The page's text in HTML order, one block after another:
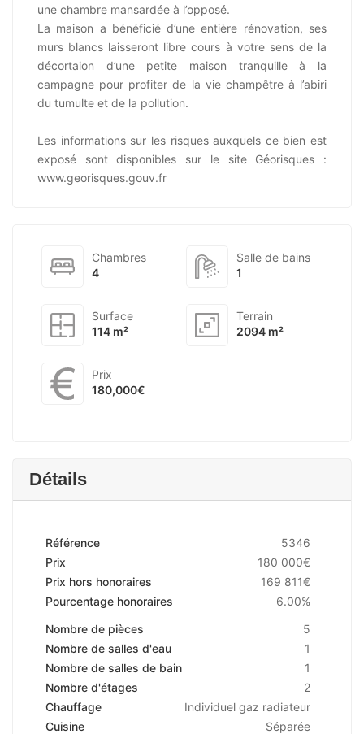
une chambre mansardée à l’opposé.
La maison a bénéficié d’une entière rénovation, ses
murs blancs laisseront libre cours à votre sens de la
décortaion d’une petite maison tranquille à la
campagne pour profiter de la vie champêtre à l’abiri
du tumulte et de la pollution.
Les informations sur les risques auxquels ce bien est
exposé sont disponibles sur le site Géorisques :
www.georisques.gouv.fr
Chambres
4
Salle de bains
1
Surface
114 m²
Terrain
2094 m²
Prix
180,000€
Détails
Référence
5346
Prix
180 000€
Prix hors honoraires
169 811€
Pourcentage honoraires
6.00%
Nombre de pièces
5
Nombre de salles d'eau
1
Nombre de salles de bain
1
Nombre d'étages
2
Chauffage
Individuel gaz radiateur
Cuisine
Séparée